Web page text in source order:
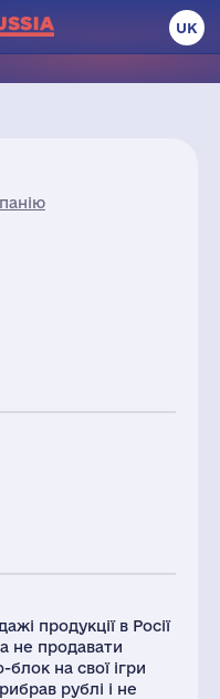
UK
продукції в Росії
не продавати
на свої ігри
рублі і не